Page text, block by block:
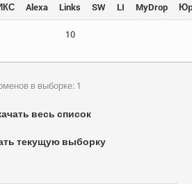
Alexa Links SW LI MyDrop
10
в выборке: 1
весь список
текущую выборку